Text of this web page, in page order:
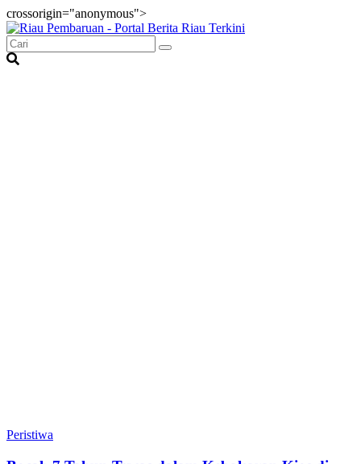
crossorigin="anonymous">
Peristiwa